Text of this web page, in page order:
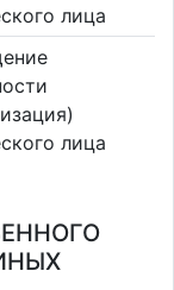
лица
лица